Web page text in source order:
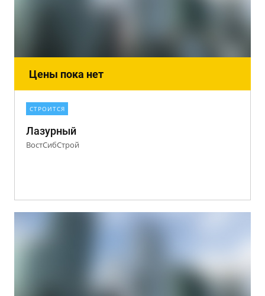
Цены пока нет
СТРОИТСЯ
Лазурный
ВостСибСтрой